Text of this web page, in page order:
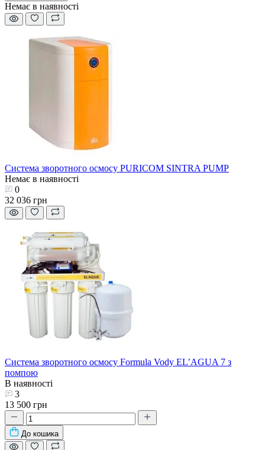
Немає в наявності
Система зворотного осмосу PURICOM SINTRA PUMP
Немає в наявності
0
32 036 грн
Система зворотного осмосу Formula Vody EL’AGUA 7 з
помпою
В наявності
3
13 500 грн
До кошика